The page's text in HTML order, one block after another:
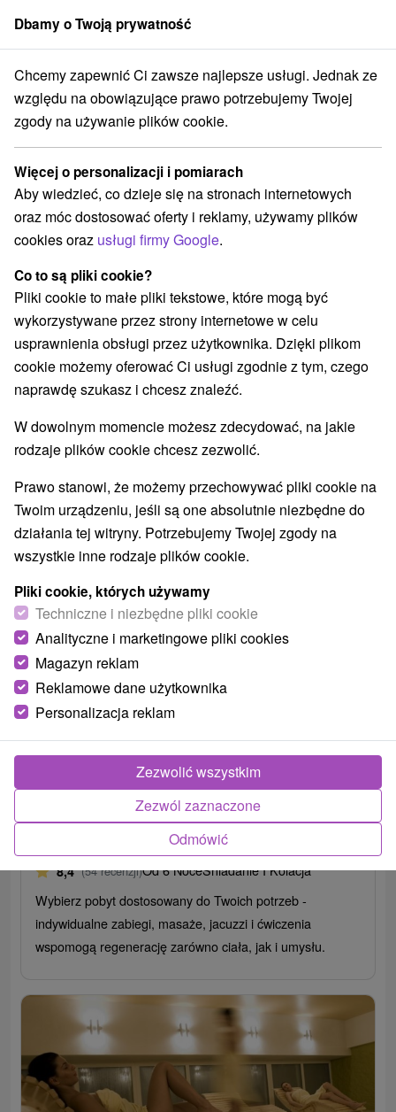
członek grupySorger
oferty na Słowacji Bony wakacyjne na Słowacji Slovenský Kras
Bony wakacyjne na Słowacji
Slovenský Kras
Kategorie
Wszystkie kategorie
Wellness pobyty
Wyjazdy weekendowe
Wybierz lokalizację lub datę
Wsie i miasta
7-dniowy pobyt PLECY, KIEROWNIK,
ZDROWY GŁOS, SPELETERAPIA: Zdrowie i
dobre samopoczucie szyte na miarę
Uzdrowisko Štós
8,4 (54 recenzji)Od 6 NoceŚniadanie I Kolacja
Wybierz pobyt dostosowany do Twoich potrzeb -
indywidualne zabiegi, masaże, jacuzzi i ćwiczenia
wspomogą regenerację zarówno ciała, jak i umysłu.
Dbamy o Twoją prywatność
Chcemy zapewnić Ci zawsze najlepsze usługi. Jednak ze
względu na obowiązujące prawo potrzebujemy Twojej
zgody na używanie plików cookie.
Więcej o personalizacji i pomiarach
Aby wiedzieć, co dzieje się na stronach internetowych
oraz móc dostosować oferty i reklamy, używamy plików
cookies oraz usługi firmy Google.
Co to są pliki cookie?
Pliki cookie to małe pliki tekstowe, które mogą być
wykorzystywane przez strony internetowe w celu
usprawnienia obsługi przez użytkownika. Dzięki plikom
cookie możemy oferować Ci usługi zgodnie z tym, czego
naprawdę szukasz i chcesz znaleźć.
W dowolnym momencie możesz zdecydować, na jakie
rodzaje plików cookie chcesz zezwolić.
Prawo stanowi, że możemy przechowywać pliki cookie na
Twoim urządzeniu, jeśli są one absolutnie niezbędne do
działania tej witryny. Potrzebujemy Twojej zgody na
wszystkie inne rodzaje plików cookie.
Pliki cookie, których używamy
Techniczne i niezbędne pliki cookie
Analityczne i marketingowe pliki cookies
Magazyn reklam
Reklamowe dane użytkownika
Personalizacja reklam
Odmówić
Zezwól zaznaczone
Zezwolić wszystkim